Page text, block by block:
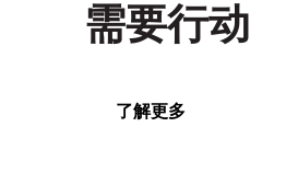
需要行动
了解更多